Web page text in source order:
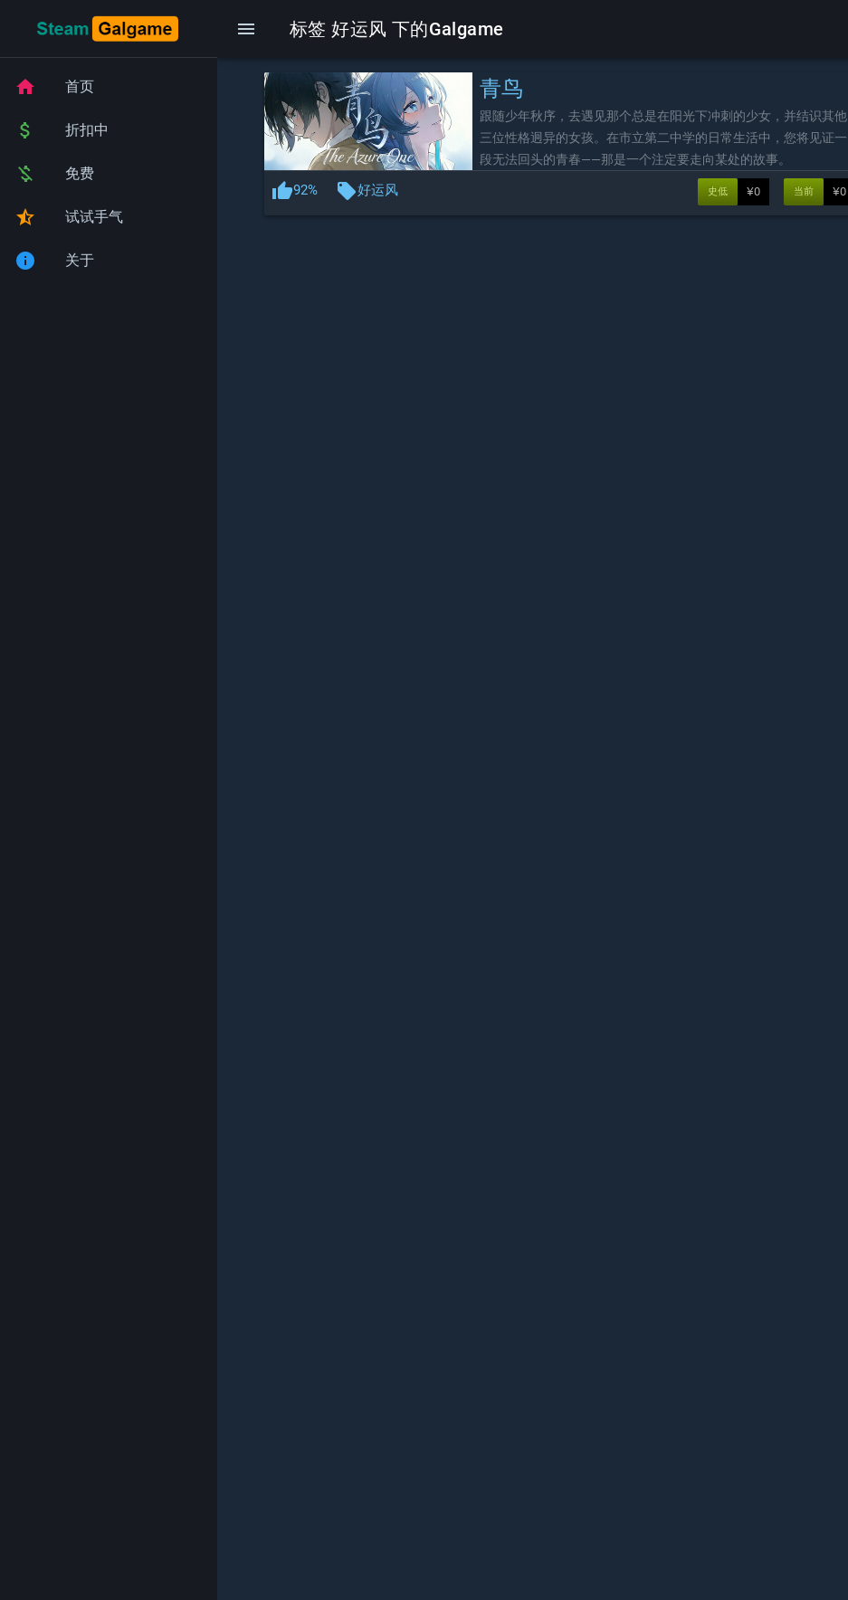
menu 标签 好运风 下的Galgame
home 首页
attach_money 折扣中
money_off 免费
star_half 试试手气
info 关于
青鸟
跟随少年秋序，去遇见那个总是在阳光下冲刺的少女，并结识其他
三位性格迥异的女孩。在市立第二中学的日常生活中，您将见证一
段无法回头的青春——那是一个注定要走向某处的故事。
thumb_up92% local_offer好运风 ¥0
当前
¥0
史低